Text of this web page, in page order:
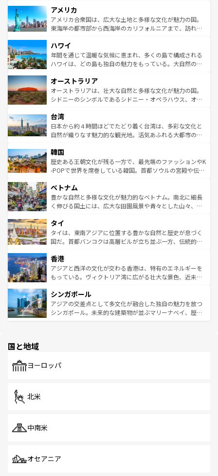
ンツ一覧を参照してほしい。
の建物がそのまま残る町や、スイスならではのユニークな
博物館もあり、アルプス観光だけでなく町歩きも満喫する
ことができる。国民の所得が高いため物価も高いが、旅行
ば市内交通費無料で観光を楽しむこともできる。 なお、新
着のスイス情報はコンテンツ一覧 を参照してほしい。
アメリカ
アメリカ合衆国は、広大な土地と多様な文化が魅力の国。
東海岸の都市部から西海岸のカリフォルニアまで、訪れる
のような巨大都市は、観光、ショッピング、エンターテイ
ンメントが詰まった刺激的なスポットだ。一方、アメリカ
西部には大自然が広がり、グランドキャニオンやイエロー
部のニューオーリンズでは、音楽と美食が融合した独特の
文化が魅力。旅行者はアメリカの各地域で異なる魅力を楽
しみながら、その多様性と豊かな歴史を感じることができ
ならではの贅沢な旅のスタイルだ。 なお、新着のアメリカ
情報はコンテンツ一覧を参照してほしい。
ハワイ
年間を通じて温暖な気候に恵まれ、多くの島で構成される
ハワイは、どの島も独自の魅力をもっている。大自然の神
ワイ島は見逃せない。また、定番の観光地といえばオアフ
島だが、静かな自然を求めるならマウイ島やカウアイ島が
おすすめ。エメラルドグリーンに輝く海をはじめ、豊かな
れるおもてなしの心で訪れる人々を迎えてくれるハワイの
人々、おいしいローカルフードやハワイアンミュージッ
ク、伝統的なフラダンスなど、すべてがハワイの魅力を彩
ワイを、存分に味わってほしい。 なお、新着のハワイ情報
はコンテンツ一覧を参照してほしい。
オーストラリア
オーストラリアは、壮大な自然と多様な文化が魅力の国。
シドニーのシンボルであるシドニー・オペラハウス、オー
リアリーフや大陸中央部にそびえるウルル（エアーズロッ
ク）、タスマニアの美しい原生林やケアンズの熱帯雨林な
ど、見どころがたくさん。また、カフェやワイン、オージ
いる。アクティビティも充実しており、サーフィンやダイ
ビング、ハイキングなど、アウトドア好きにはたまらな
い。オーストラリアの多彩な魅力を存分に味わいつくそ
参照してほしい。
台湾
日本から約４時間ほどでたどり着く台湾は、多彩な文化と
自然が織りなす魅力的な観光地。活気あふれる大都市の台
ン）、静ひつな山岳地帯である台湾東部など、都市の喧騒
と山間の静けさが共存しており、訪れる人に新しい発見と
驚きをもたらしてくれる。また、奥深い台湾の食文化も魅
容にもいいと評判のスイーツなど、バラエティ豊かな料理
が味わえる。 なお、新着の台湾情報は コンテンツ一覧を参
照してほしい。
韓国
歴史ある王朝文化が残る一方で、最先端のファッションやK
-POPで世界を席巻している韓国。首都ソウルの宮殿や伝統
き、地方に足を延ばせば四季折々の自然美を楽しむことが
できる。そして、キムチや焼肉、絶品のストリートフード
まで、さまざまな韓国料理が待っている。夜には、韓国な
リティに包まれながら、韓国の多彩な魅力を心ゆくまで味
わってみてほしい。 なお、新着の韓国情報はコンテンツ一
覧を参照してほしい。
ベトナム
豊かな自然と多様な文化が魅力的なベトナム。南北に細長
く伸びる国土には、広大な田園風景や青々とした山々、世
急速な発展と共に伝統が息づく。ハノイの古い町並みやホ
ーチミン市のフランス統治時代の建物も、独特の雰囲気を
醸し出している。また、バラエティの豊かさとおいしさで
とつ。フォーやバインミー、ベトナムコーヒーなどは、ぜ
ひ現地で味わいたい。どの地域を訪れてもあたたかい人々
が旅行者を迎えてくれるので、きっと忘れられない旅にな
参照してほしい。
タイ
タイは、東南アジアに位置する豊かな自然と歴史が息づく
国だ。首都バンコクは高層ビルが立ち並ぶ一方、伝統的な
の活気が交差している。北部ではチェンマイなどの山岳地
帯で自然と触れ合い、南部ではプーケットやクラビの美し
いビーチでリゾート気分を楽しむことができる。タイ料理
激する。気候は一年中温暖で、どの季節にも異なる楽しみ
が待っている。親しみやすいタイの人々、仏教を中心とし
た文化、そして多様な観光資源が、訪れる旅人を魅了し続
香港
アジアと西洋の文化が交わる香港は、特有のエネルギーを
もっている。ヴィクトリア湾に広がる壮大な景色、近未来
み、どこを訪れても感動するはず。観光スポットが密集し
ており、効率よく見どころを回れるのも魅力。息をのむよ
うな絶景から文化的な体験まで、香港を存分に楽しみ尽く
シンガポール
アジアの交差点として多文化が融合した独自の魅力を放つ
シンガポール。未来的な建築物が並ぶマリーナベイ、歴史
で、ホーカーズは地元の風情を楽しめる外せないスポット
国と地域
ヨーロッパ
北米
中南米
オセアニア